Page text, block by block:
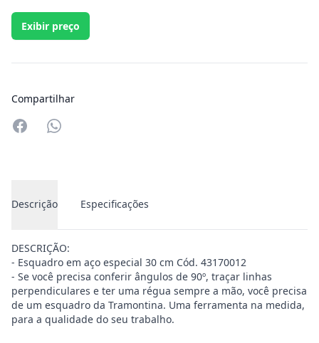
Exibir preço
Compartilhar
Compartilhar no Whatsapp
Descrição Especificações
DESCRIÇÃO:
- Esquadro em aço especial 30 cm Cód. 43170012
- Se você precisa conferir ângulos de 90º, traçar linhas
perpendiculares e ter uma régua sempre a mão, você precisa
de um esquadro da Tramontina. Uma ferramenta na medida,
para a qualidade do seu trabalho.